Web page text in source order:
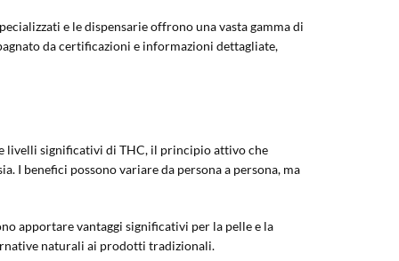
e le dispensarie offrono una vasta gamma di
da certificazioni e informazioni dettagliate,
livelli significativi di THC, il principio attivo che
I benefici possono variare da persona a persona, ma
apportare vantaggi significativi per la pelle e la
naturali ai prodotti tradizionali.